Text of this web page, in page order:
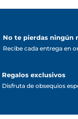
No te pierdas ningún
Recibe cada entrega en
Regalos exclusivos
Disfruta de obsequios